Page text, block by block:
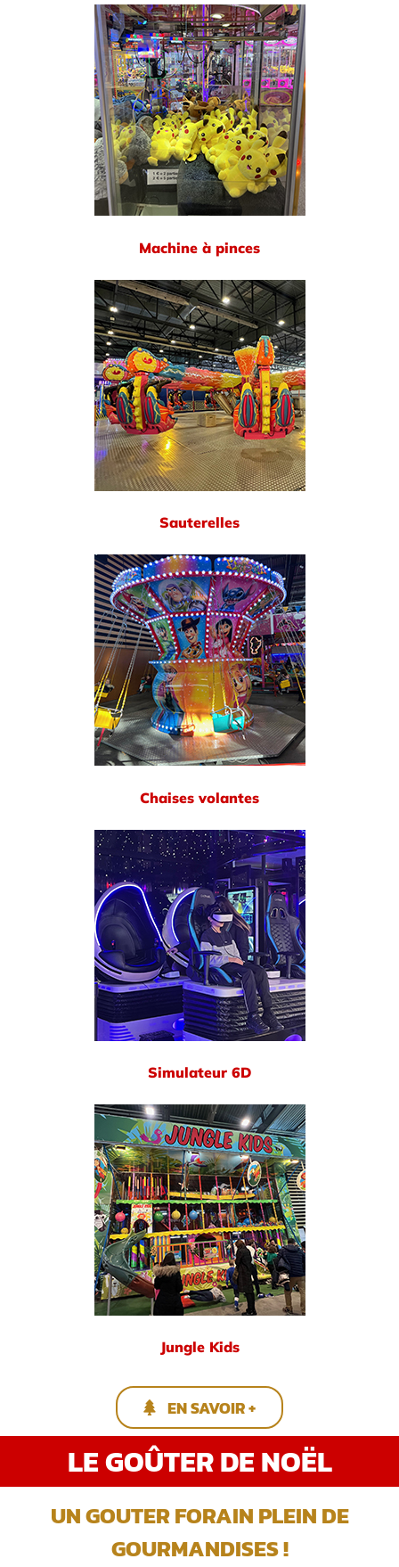
Machine à pinces
Sauterelles
Chaises volantes
Simulateur 6D
Jungle Kids
EN SAVOIR +
LE GOÛTER DE NOËL
UN GOUTER FORAIN PLEIN DE
GOURMANDISES !